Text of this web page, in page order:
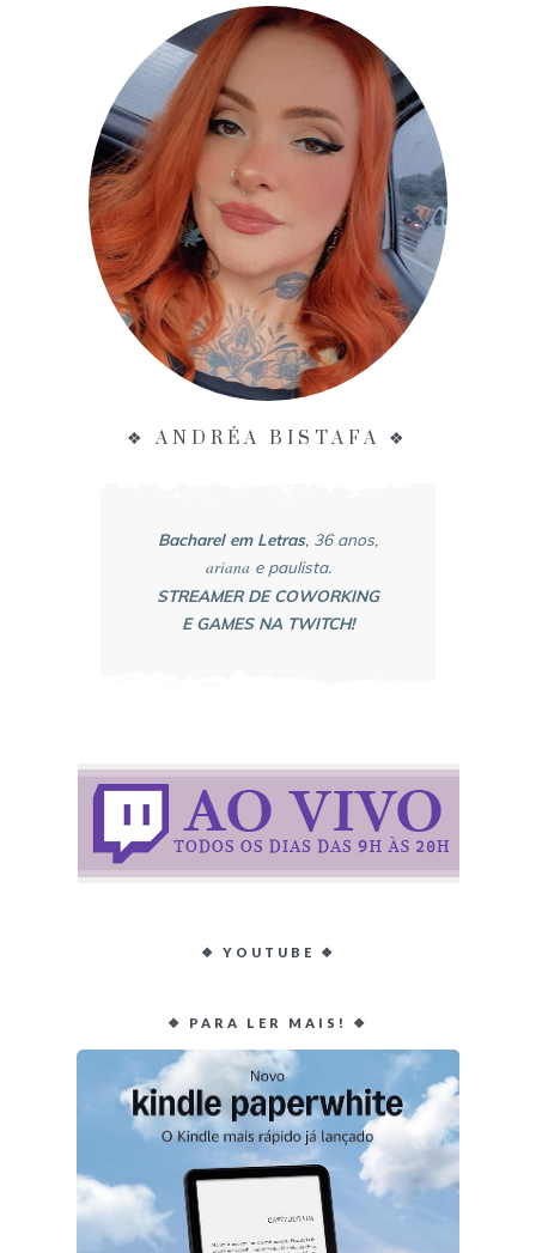
❖ ANDRÉA BISTAFA ❖
Bacharel em Letras, 36 anos,
arianae paulista.
STREAMER DE COWORKING
E GAMES NA TWITCH!
❖ YOUTUBE ❖
❖ PARA LER MAIS! ❖